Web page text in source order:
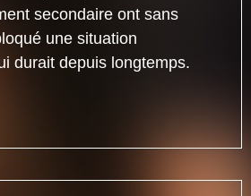
secondaire ont sans
une situation
durait depuis longtemps.